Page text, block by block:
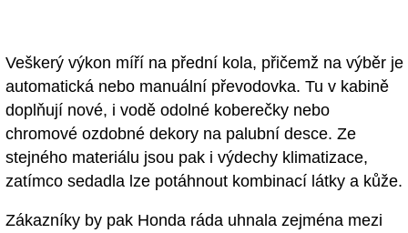
Veškerý výkon míří na přední kola, přičemž na výběr je
automatická nebo manuální převodovka. Tu v kabině
doplňují nové, i vodě odolné koberečky nebo
chromové ozdobné dekory na palubní desce. Ze
stejného materiálu jsou pak i výdechy klimatizace,
zatímco sedadla lze potáhnout kombinací látky a kůže.
Zákazníky by pak Honda ráda uhnala zejména mezi